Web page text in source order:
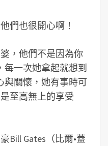
們也很開心啊！
，他們不是因為你
一次她拿起就想到
關懷，她有事時可
至高無上的享受
Bill Gates（比爾•蓋